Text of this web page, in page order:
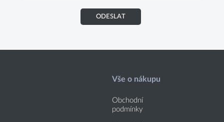
ODESLAT
Vše o nákupu
Obchodní
podmínky